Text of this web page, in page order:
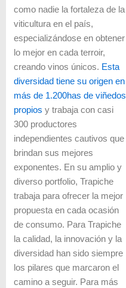
como nadie la fortaleza de la
viticultura en el país,
especializándose en obtener
lo mejor en cada terroir,
creando vinos únicos. Esta
diversidad tiene su origen en
más de 1.200has de viñedos
propios y trabaja con casi
300 productores
independientes cautivos que
brindan sus mejores
exponentes. En su amplio y
diverso portfolio, Trapiche
trabaja para ofrecer la mejor
propuesta en cada ocasión
de consumo. Para Trapiche
la calidad, la innovación y la
diversidad han sido siempre
los pilares que marcaron el
camino a seguir. Para más